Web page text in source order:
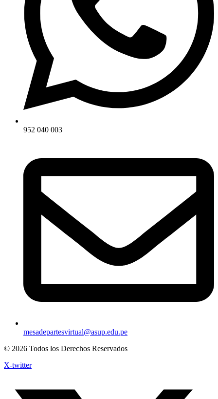
952 040 003
mesadepartesvirtual@asup.edu.pe
© 2026 Todos los Derechos Reservados
X-twitter